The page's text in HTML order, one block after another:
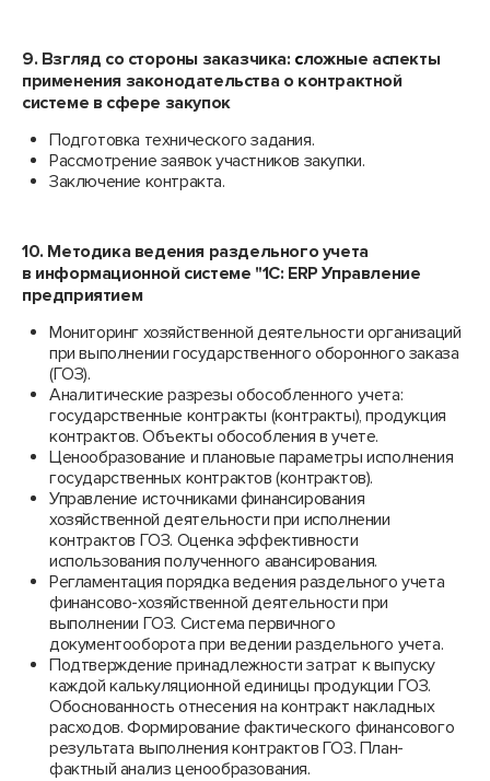
9. Взгляд со стороны заказчика: сложные аспекты
применения законодательства о контрактной
системе в сфере закупок
Подготовка технического задания.
Рассмотрение заявок участников закупки.
Заключение контракта.
10. Методика ведения раздельного учета
в информационной системе "1С: ERP Управление
предприятием
Мониторинг хозяйственной деятельности организаций
при выполнении государственного оборонного заказа
(ГОЗ).
Аналитические разрезы обособленного учета:
государственные контракты (контракты), продукция
контрактов. Объекты обособления в учете.
Ценообразование и плановые параметры исполнения
государственных контрактов (контрактов).
Управление источниками финансирования
хозяйственной деятельности при исполнении
контрактов ГОЗ. Оценка эффективности
использования полученного авансирования.
Регламентация порядка ведения раздельного учета
финансово-хозяйственной деятельности при
выполнении ГОЗ. Система первичного
документооборота при ведении раздельного учета.
Подтверждение принадлежности затрат к выпуску
каждой калькуляционной единицы продукции ГОЗ.
Обоснованность отнесения на контракт накладных
расходов. Формирование фактического финансового
результата выполнения контрактов ГОЗ. План-
фактный анализ ценообразования.